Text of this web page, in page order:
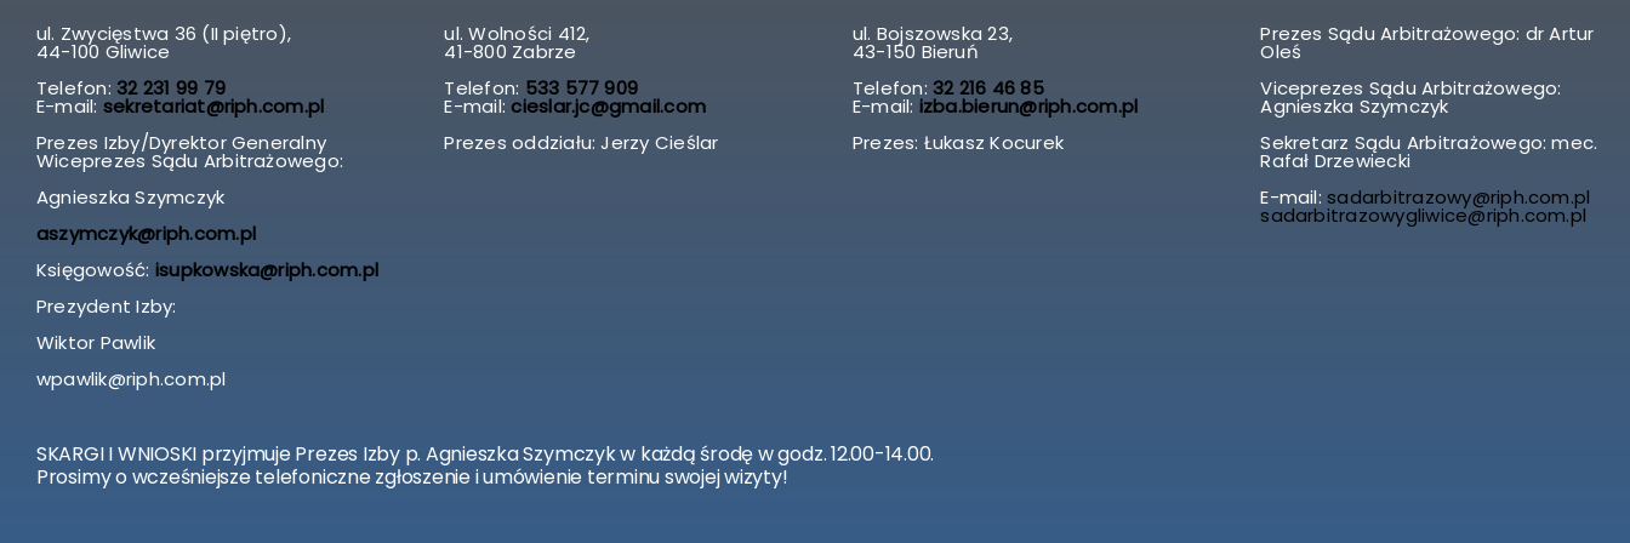
ul. Zwycięstwa 36 (II piętro),
44-100 Gliwice
Telefon: 32 231 99 79
E-mail: sekretariat@riph.com.pl
Prezes Izby/Dyrektor Generalny
Wiceprezes Sądu Arbitrażowego:
Agnieszka Szymczyk
aszymczyk@riph.com.pl
Księgowość: isupkowska@riph.com.pl
Prezydent Izby:
Wiktor Pawlik
wpawlik@riph.com.pl
ul. Wolności 412,
41-800 Zabrze
Telefon: 533 577 909
E-mail: cieslar.jc@gmail.com
Prezes oddziału: Jerzy Cieślar
ul. Bojszowska 23,
43-150 Bieruń
Telefon: 32 216 46 85
E-mail: izba.bierun@riph.com.pl
Prezes: Łukasz Kocurek
Prezes Sądu Arbitrażowego: dr Artur
Oleś
Viceprezes Sądu Arbitrażowego:
Agnieszka Szymczyk
Sekretarz Sądu Arbitrażowego: mec.
Rafał Drzewiecki
E-mail:sadarbitrazowy@riph.com.pl
sadarbitrazowygliwice@riph.com.pl
SKARGI I WNIOSKI przyjmuje Prezes Izby p. Agnieszka Szymczyk w każdą środę w godz. 12.00-14.00.
Prosimy o wcześniejsze telefoniczne zgłoszenie i umówienie terminu swojej wizyty!